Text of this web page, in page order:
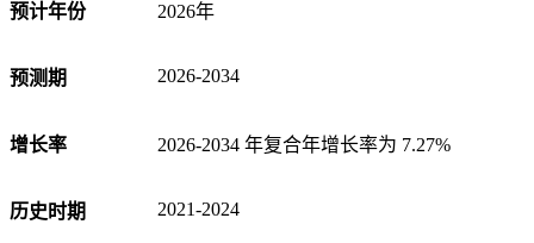
预计年份 2026年
预测期 2026-2034
增长率 2026-2034 年复合年增长率为 7.27%
历史时期 2021-2024